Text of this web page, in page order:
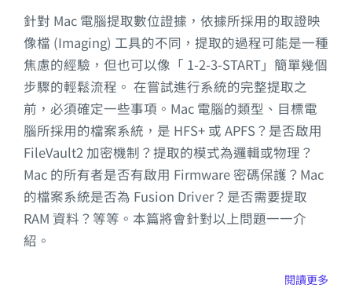
針對 Mac 電腦提取數位證據，依據所採用的取證映
像檔 (Imaging) 工具的不同，提取的過程可能是一種
焦慮的經驗，但也可以像「 1-2-3-START」簡單幾個
步驟的輕鬆流程。 在嘗試進行系統的完整提取之
前，必須確定一些事項。Mac 電腦的類型、目標電
腦所採用的檔案系統，是 HFS+ 或 APFS？是否啟用
FileVault2 加密機制？提取的模式為邏輯或物理？
Mac 的所有者是否有啟用 Firmware 密碼保護？Mac
的檔案系統是否為 Fusion Driver？是否需要提取
RAM 資料？等等。本篇將會針對以上問題一一介
紹。
閱讀更多